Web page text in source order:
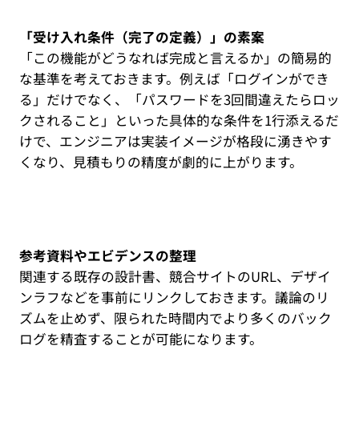
「受け入れ条件（完了の定義）」の素案
「この機能がどうなれば完成と言えるか」の簡易的
な基準を考えておきます。例えば「ログインができ
る」だけでなく、「パスワードを3回間違えたらロッ
クされること」といった具体的な条件を1行添えるだ
けで、エンジニアは実装イメージが格段に湧きやす
くなり、見積もりの精度が劇的に上がります。
参考資料やエビデンスの整理
関連する既存の設計書、競合サイトのURL、デザイ
ンラフなどを事前にリンクしておきます。議論のリ
ズムを止めず、限られた時間内でより多くのバック
ログを精査することが可能になります。